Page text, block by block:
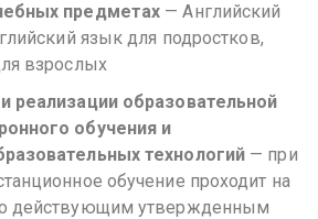
предметах — Английский
язык для подростков,
взрослых
реализации образовательной
обучения и
технологий — при
обучение проходит на
действующим утвержденным